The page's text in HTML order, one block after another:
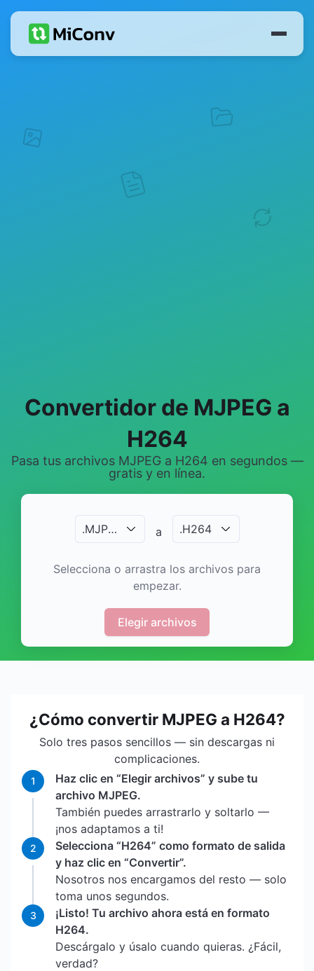
Convertidor de MJPEG a
H264
Pasa tus archivos MJPEG a H264 en segundos —
gratis y en línea.
.MJPEG a .H264
Selecciona o arrastra los archivos para
empezar.
Elegir archivos
¿Cómo convertir MJPEG a H264?
Solo tres pasos sencillos — sin descargas ni
complicaciones.
1
Haz clic en “Elegir archivos” y sube tu
archivo MJPEG.
También puedes arrastrarlo y soltarlo —
¡nos adaptamos a ti!
2
Selecciona “H264” como formato de salida
y haz clic en “Convertir”.
Nosotros nos encargamos del resto — solo
toma unos segundos.
3
¡Listo! Tu archivo ahora está en formato
H264.
Descárgalo y úsalo cuando quieras. ¿Fácil,
verdad?